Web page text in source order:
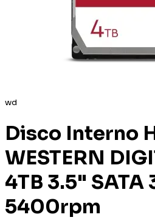
wd
Disco Interno
WESTERN
4TB 3.5" SATA
5400rpm